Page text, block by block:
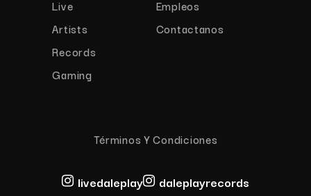
Live
Artists
Records
Gaming
Empleos
Contactanos
Términos Y Condiciones
livedaleplay daleplayrecords